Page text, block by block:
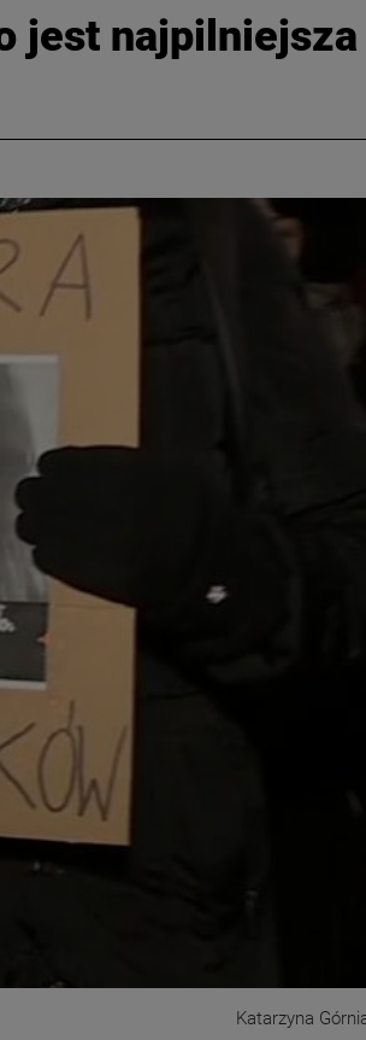
jest najpilniejsza
Katarzyna